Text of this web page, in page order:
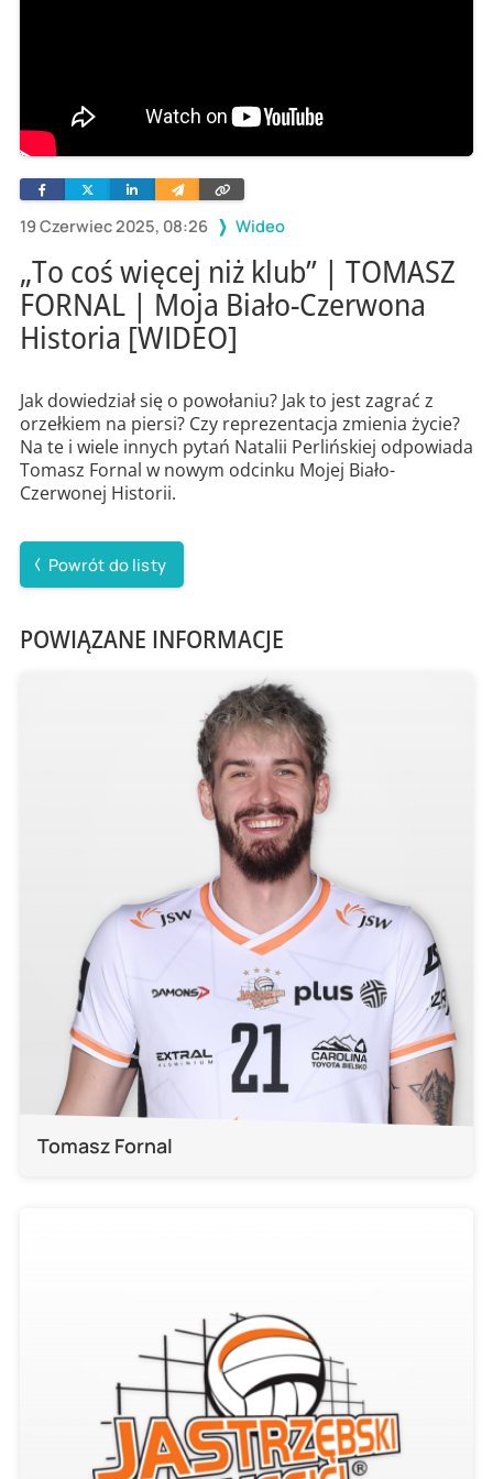
19 Czerwiec 2025, 08:26 Wideo
FacebookTwitterLinkedinWyślij
e-
Skopiuj
link
„To coś więcej niż klub” | TOMASZ
FORNAL | Moja Biało-Czerwona
Historia [WIDEO]
Jak dowiedział się o powołaniu? Jak to jest zagrać z
orzełkiem na piersi? Czy reprezentacja zmienia życie?
Na te i wiele innych pytań Natalii Perlińskiej odpowiada
Tomasz Fornal w nowym odcinku Mojej Biało-
Czerwonej Historii.
Powrót do listy
POWIĄZANE INFORMACJE
Tomasz Fornal